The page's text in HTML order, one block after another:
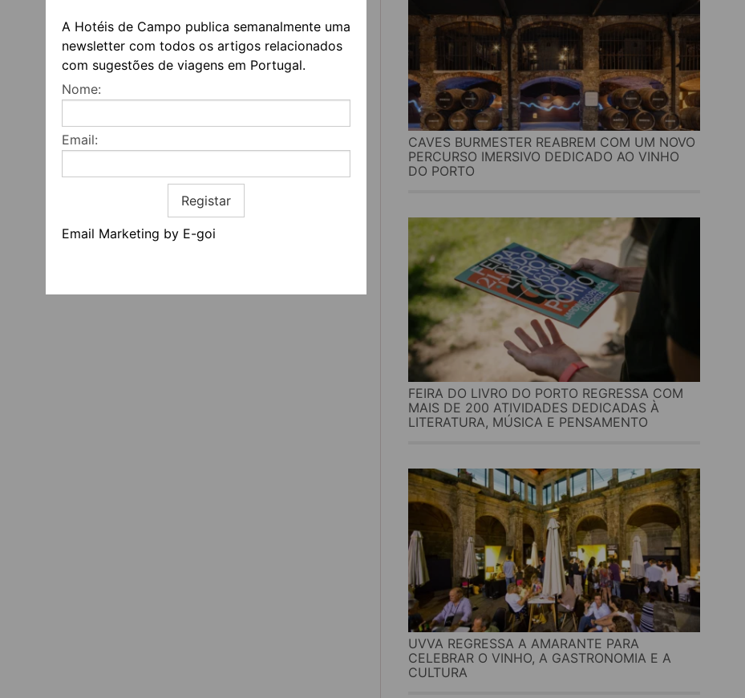
A Hotéis de Campo publica semanalmente uma
newsletter com todos os artigos relacionados
com sugestões de viagens em Portugal.
Nome:
Email:
Registar
Email Marketing by E-goi
CAVES BURMESTER REABREM COM UM NOVO
PERCURSO IMERSIVO DEDICADO AO VINHO
DO PORTO
FEIRA DO LIVRO DO PORTO REGRESSA COM
MAIS DE 200 ATIVIDADES DEDICADAS À
LITERATURA, MÚSICA E PENSAMENTO
UVVA REGRESSA A AMARANTE PARA
CELEBRAR O VINHO, A GASTRONOMIA E A
CULTURA
REDES SOCIAIS
Quem somos
Termos e condições